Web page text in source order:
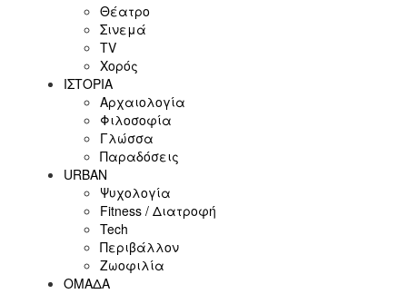
Θέατρο
Σινεμά
ΤV
Χορός
ΙΣΤΟΡΙΑ
Αρχαιολογία
Φιλοσοφία
Γλώσσα
Παραδόσεις
URBAN
Ψυχολογία
Fitness / Διατροφή
Tech
Περιβάλλον
Ζωοφιλία
ΟΜΑΔΑ